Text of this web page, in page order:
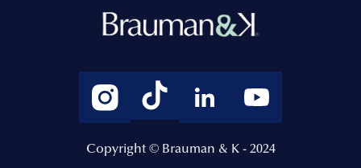
Copyright © Brauman & K - 2024